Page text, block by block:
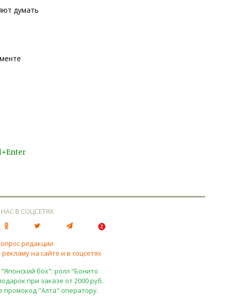
думать
В СОЦСЕТЯХ
редакции
на сайте и в соцсетях
бох": ролл "Бонито
при заказе от 2000 руб.
промокод "Алта" оператору.